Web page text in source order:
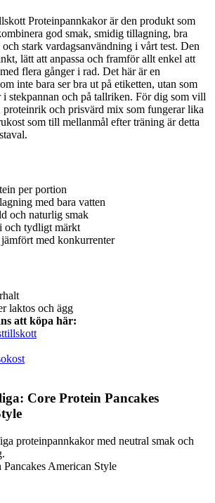
Proteinpannkakor är den produkt som
god smak, smidig tillagning, bra
stark vardagsanvändning i vårt test. Den
lätt att anpassa och framför allt enkel att
flera gånger i rad. Det här är en
inte bara ser bra ut på etiketten, utan som
i stekpannan och på tallriken. För dig som vill
proteinrik och prisvärd mix som fungerar lika
som till mellanmål efter träning är detta
per portion
med bara vatten
och naturlig smak
och tydligt märkt
med konkurrenter
laktos och ägg
att köpa här:
Core Protein Pancakes
proteinpannkakor med neutral smak och